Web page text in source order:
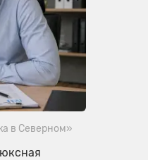
в Северном»